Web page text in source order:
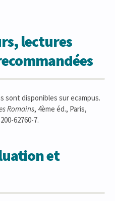
lectures
sont disponibles sur ecampus.
Romains, 4ème éd., Paris,
62760-7.
et